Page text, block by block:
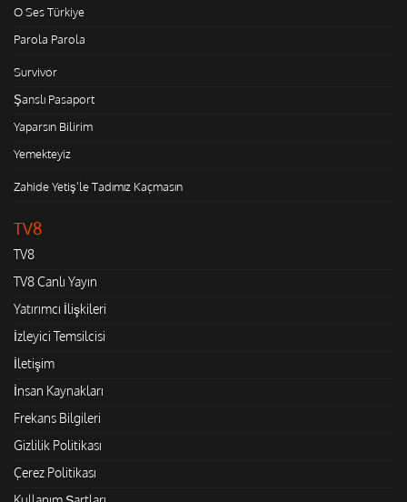
O Ses Türkiye
Parola Parola
Survivor
Şanslı Pasaport
Yaparsın Bilirim
Yemekteyiz
Zahide Yetiş'le Tadımız Kaçmasın
TV8
TV8
TV8 Canlı Yayın
Yatırımcı İlişkileri
İzleyici Temsilcisi
İletişim
İnsan Kaynakları
Frekans Bilgileri
Gizlilik Politikası
Çerez Politikası